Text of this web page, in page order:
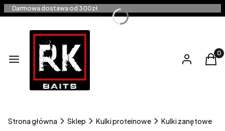
Darmowa dostawa od 300zł.
Menu Zaloguj się
Strona główna Sklep Kulki proteinowe Kulki zanętowe